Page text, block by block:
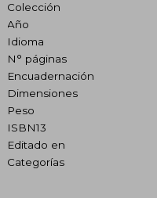
Colección
Año
Idioma
N° páginas
Encuadernación
Dimensiones
Peso
ISBN13
Editado en
Categorías